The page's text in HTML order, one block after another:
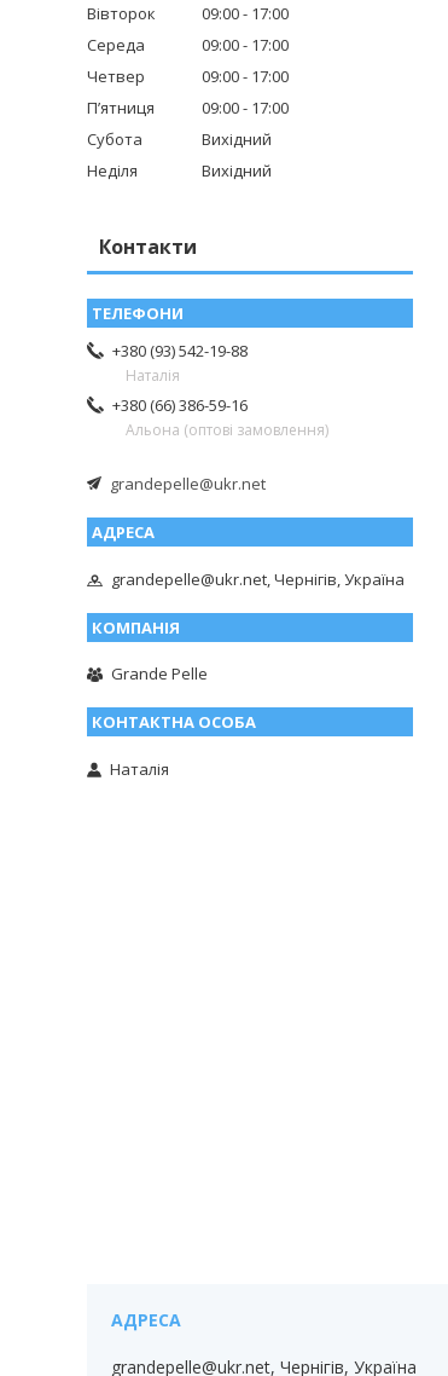
Вівторок
09:00
17:00
Середа
09:00
17:00
Четвер
09:00
17:00
Пʼятниця
09:00
17:00
Субота
Вихідний
Неділя
Вихідний
Контакти
+380 (93) 542-19-88
Наталія
+380 (66) 386-59-16
Альона (оптові замовлення)
grandepelle@ukr.net
grandepelle@ukr.net, Чернігів, Україна
Grande Pelle
Наталія
grandepelle@ukr.net, Чернігів, Україна